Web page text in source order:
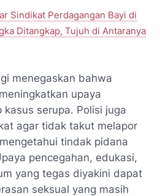
Sindikat Perdagangan Bayi di
Ditangkap, Tujuh di Antaranya
menegaskan bahwa
upaya
serupa. Polisi juga
agar tidak takut melapor
tindak pidana
pencegahan, edukasi,
yang tegas diyakini dapat
seksual yang masih